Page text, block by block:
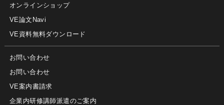
オンラインショップ
VE論文Navi
VE資料無料ダウンロード
お問い合わせ
お問い合わせ
VE案内書請求
企業内研修講師派遣のご案内